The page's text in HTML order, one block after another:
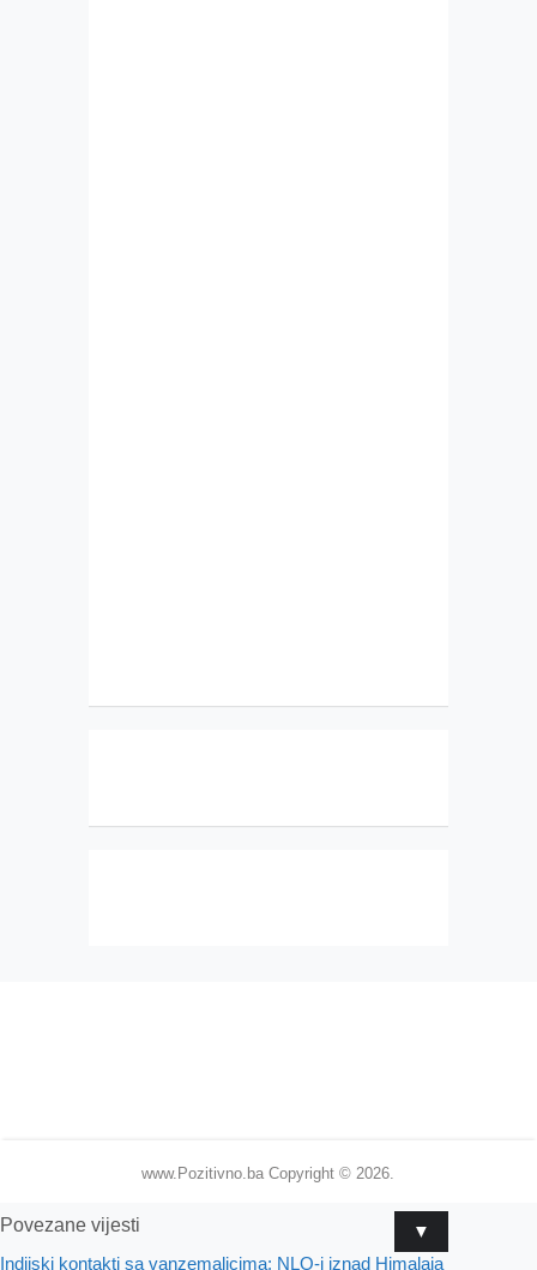
www.Pozitivno.ba Copyright © 2026.
▼
Povezane vijesti
Indijski kontakti sa vanzemaljcima: NLO-i iznad Himalaja